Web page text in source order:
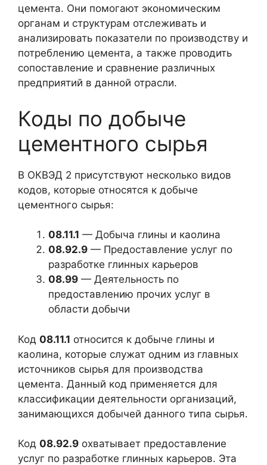
цемента. Они помогают экономическим
органам и структурам отслеживать и
анализировать показатели по производству и
потреблению цемента, а также проводить
сопоставление и сравнение различных
предприятий в данной отрасли.
Коды по добыче
цементного сырья
В ОКВЭД 2 присутствуют несколько видов
кодов, которые относятся к добыче
цементного сырья:
08.11.1 — Добыча глины и каолина
08.92.9 — Предоставление услуг по
разработке глинных карьеров
08.99 — Деятельность по
предоставлению прочих услуг в
области добычи
Код 08.11.1 относится к добыче глины и
каолина, которые служат одним из главных
источников сырья для производства
цемента. Данный код применяется для
классификации деятельности организаций,
занимающихся добычей данного типа сырья.
Код 08.92.9 охватывает предоставление
услуг по разработке глинных карьеров. Эта